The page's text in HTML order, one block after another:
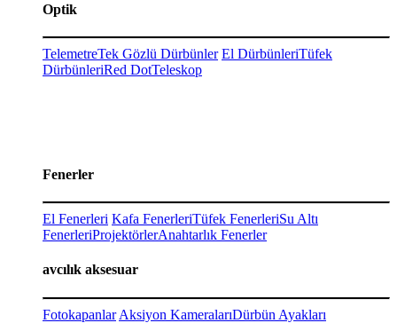
Optik
TelemetreTek Gözlü Dürbünler El DürbünleriTüfek
DürbünleriRed DotTeleskop
Fenerler
El Fenerleri Kafa FenerleriTüfek FenerleriSu Altı
FenerleriProjektörlerAnahtarlık Fenerler
avcılık aksesuar
Fotokapanlar Aksiyon KameralarıDürbün Ayakları